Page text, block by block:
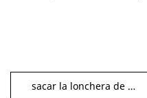
sacar la lonchera de papel